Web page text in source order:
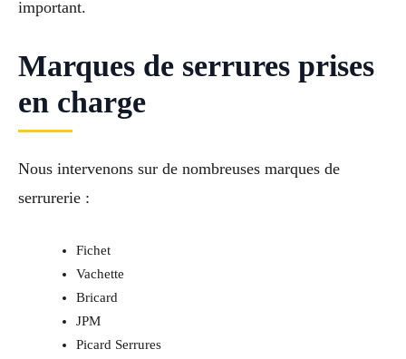
important.
Marques de serrures prises
en charge
Nous intervenons sur de nombreuses marques de
serrurerie :
Fichet
Vachette
Bricard
JPM
Picard Serrures